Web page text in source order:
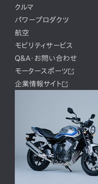
クルマ
パワープロダクツ
航空
モビリティサービス
Q&A・お問い合わせ
モータースポーツ
企業情報サイト